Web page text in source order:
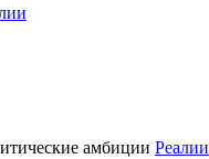
Реалии